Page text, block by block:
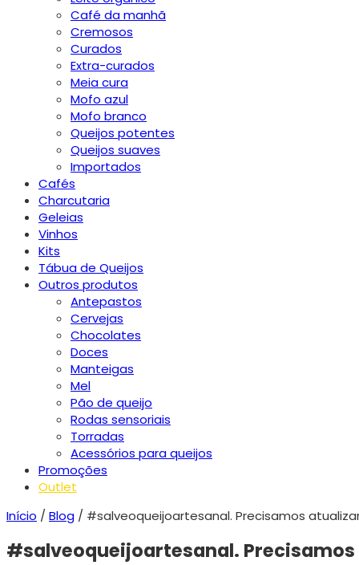
Café da manhã
Cremosos
Curados
Extra-curados
Meia cura
Mofo azul
Mofo branco
Queijos potentes
Queijos suaves
Importados
Cafés
Charcutaria
Geleias
Vinhos
Kits
Tábua de Queijos
Outros produtos
Antepastos
Cervejas
Chocolates
Doces
Manteigas
Mel
Pão de queijo
Rodas sensoriais
Torradas
Acessórios para queijos
Promoções
Outlet
Início /Blog / #salveoqueijoartesanal. Precisamos
#salveoqueijoartesanal.